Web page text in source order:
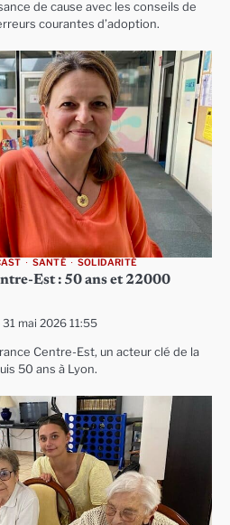
de cause avec les conseils de
courantes d’adoption.
SANTÉ SOLIDARITÉ
Est : 50 ans et 22000
mai 2026 11:55
Centre-Est, un acteur clé de la
50 ans à Lyon.